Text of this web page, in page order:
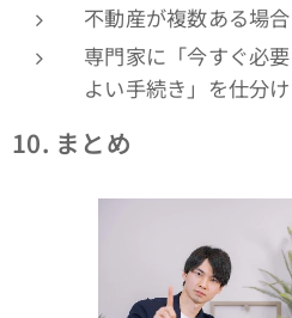
不動産が複数ある場
専門家に「今すぐ必
よい手続き」を仕分
10. まとめ